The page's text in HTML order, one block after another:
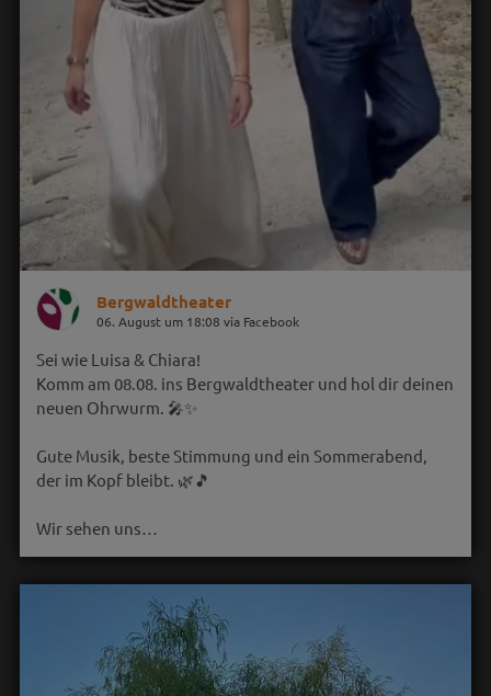
Bergwaldtheater
06. August um 18:08 via Facebook
Sei wie Luisa & Chiara!
Komm am 08.08. ins Bergwaldtheater und hol dir deinen
neuen Ohrwurm. 🎤✨
Gute Musik, beste Stimmung und ein Sommerabend,
der im Kopf bleibt. 🌿🎵
Wir sehen uns…